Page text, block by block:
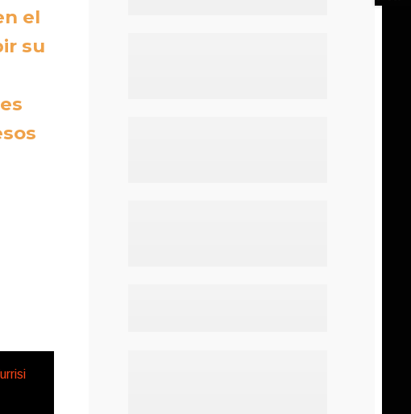
el
su